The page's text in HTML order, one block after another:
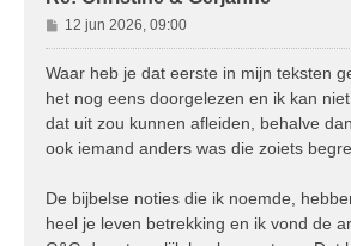
B
e
r
h
t
12 jun 2026, 09:00
Waar heb je dat eerste in mijn teksten
het nog eens doorgelezen en ik kan
dat uit zou kunnen afleiden, behalve
ook iemand anders was die zoiets
De bijbelse noties die ik noemde,
heel je leven betrekking en ik vond de